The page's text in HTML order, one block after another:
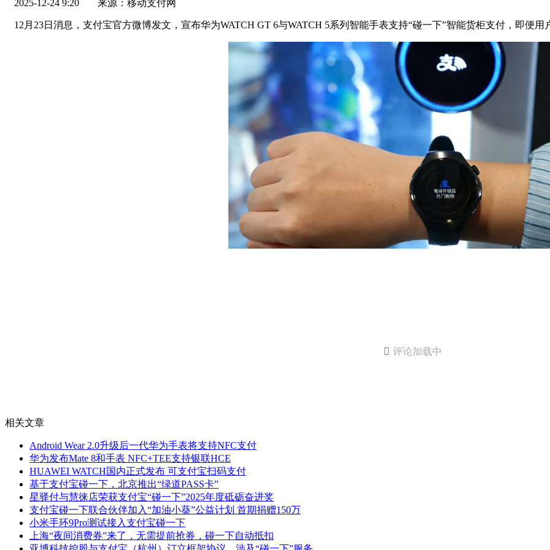
2025-12-24 9:20 来源：移动支付网
12月23日消息，支付宝官方微博发文，宣布华为WATCH GT 6与WATCH 5系列智能手表支持“碰一下”智能货柜支付，即便
 评论加载中
相关文章
Android Wear 2.0升级后一代华为手表将支持NFC支付
华为发布Mate 8和手表 NFC+TEE支持银联HCE
HUAWEI WATCH国内正式发布 可支付宝扫码支付
基于支付宝碰一下，北京推出“绿道PASS卡”
星驿付与慧徕店荣获支付宝“碰一下”2025年度砥砺奋进奖
支付宝碰一下联合伙伴加入“加油小葵”公益计划 首期捐赠150万
小米手环9Pro测试接入支付宝碰一下
上海“夜间消费券”来了，无需提前抢券，碰一下自动抵扣